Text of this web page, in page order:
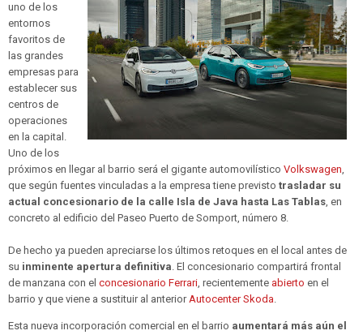
uno de los
entornos
favoritos de
las grandes
empresas para
establecer sus
centros de
operaciones
en la capital.
Uno de los
próximos en llegar al barrio será el gigante automovilístico Volkswagen,
que según fuentes vinculadas a la empresa tiene previsto trasladar su
actual concesionario de la calle Isla de Java hasta Las Tablas, en
concreto al edificio del Paseo Puerto de Somport, número 8.
De hecho ya pueden apreciarse los últimos retoques en el local antes de
su inminente apertura definitiva. El concesionario compartirá frontal
de manzana con el concesionario Ferrari, recientemente abierto en el
barrio y que viene a sustituir al anteriorAutocenter Skoda.
Esta nueva incorporación comercial en el barrio aumentará más aún el